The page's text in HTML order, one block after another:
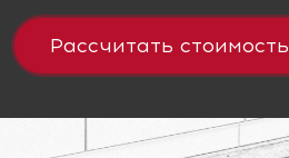
Рассчитать стоимость